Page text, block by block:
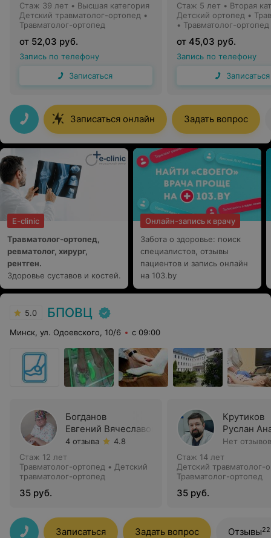
Стаж 39 лет • Высшая категория
Детский травматолог-ортопед •
Травматолог-ортопед
от 52,03 руб.
Запись по телефону
Записаться
Стаж 5 лет • Вторая
Детский ортопед •
• Травматолог-ортопед
от 45,03 руб.
Запись по телефону
Записаться
Записаться онлайн Задать вопрос
E-clinic
Травматолог-ортопед,
ревматолог, хирург,
рентген.
Здоровье суставов и костей.
Онлайн-запись к врачу
Забота о здоровье: поиск
специалистов, отзывы
пациентов и запись онлайн
на 103.by
5.0 БПОВЦ
Минск, ул. Одоевского, 10/6 с 09:00
Богданов
Евгений Вячеславович
4 отзыва
4.8
Стаж 12 лет
Травматолог-ортопед • Детский
травматолог-ортопед
35 руб.
Крутиков
Руслан
Нет отзывов
Стаж 14 лет
Детский травматолог-
Травматолог-ортопед
35 руб.
Записаться Задать вопрос Отзывы22